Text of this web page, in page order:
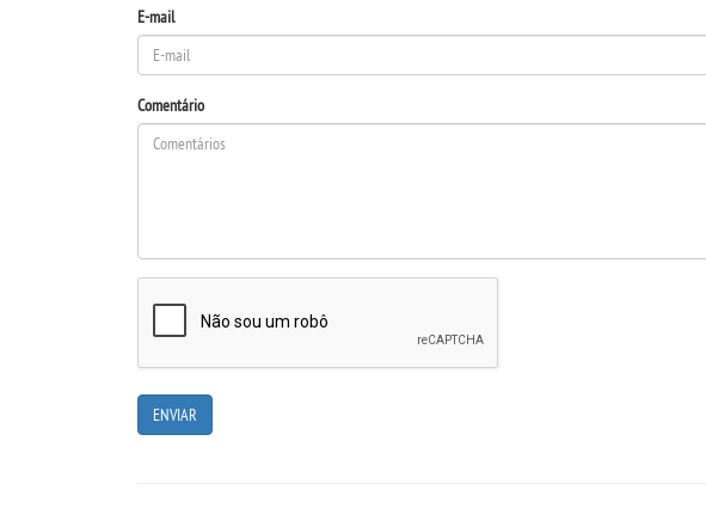
E-mail
Comentário